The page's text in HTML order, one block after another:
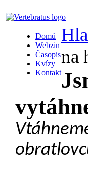
Domů
Webzin
Časopis
Kvízy
Kontakt
na